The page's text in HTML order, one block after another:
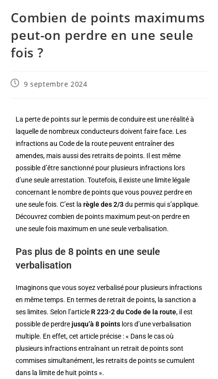
Combien de points maximums
peut-on perdre en une seule
fois ?
9 septembre 2024
La perte de points sur le permis de conduire est une réalité à
laquelle de nombreux conducteurs doivent faire face. Les
infractions au Code de la route peuvent entraîner des
amendes, mais aussi des retraits de points. Il est même
possible d’être sanctionné pour plusieurs infractions lors
d’une seule arrestation. Toutefois, il existe une limite légale
concernant le nombre de points que vous pouvez perdre en
une seule fois. C’est larègle des 2/3du permis qui s’applique.
Découvrez combien de points maximum peut-on perdre en
une seule fois maximum en une seule verbalisation.
Pas plus de 8 points en une seule
verbalisation
Imaginons que vous soyez verbalisé pour plusieurs infractions
en même temps. En termes de retrait de points, la sanction a
ses limites. Selon l’article R 223-2 du Code de la route, il est
possible de perdrejusqu’à 8 points lors d’une verbalisation
multiple. En effet, cet article précise : « Dans le cas où
plusieurs infractions entraînant un retrait de points sont
commises simultanément, les retraits de points se cumulent
dans la limite de huit points ».